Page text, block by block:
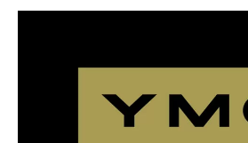
ブログ
お問い合わせ